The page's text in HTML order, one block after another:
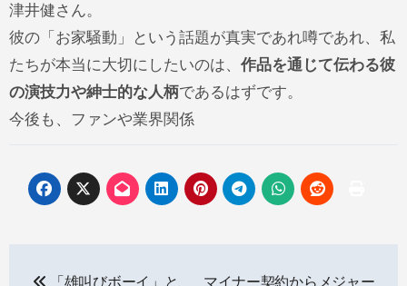
津井健さん。
彼の「お家騒動」という話題が真実であれ噂であれ、私
たちが本当に大切にしたいのは、 作品を通じて伝わる彼
の演技力や紳士的な人柄であるはずです。
今後も、ファンや業界関係
「雄叫びボーイ」と
マイナー契約からメジャー